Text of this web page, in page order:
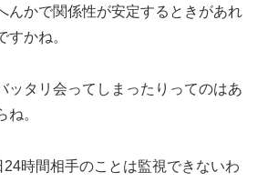
んかで関係性が安定するときがあれ
すかね。
ッタリ会ってしまったりってのはあ
ね。
時間相手のことは監視できないわ